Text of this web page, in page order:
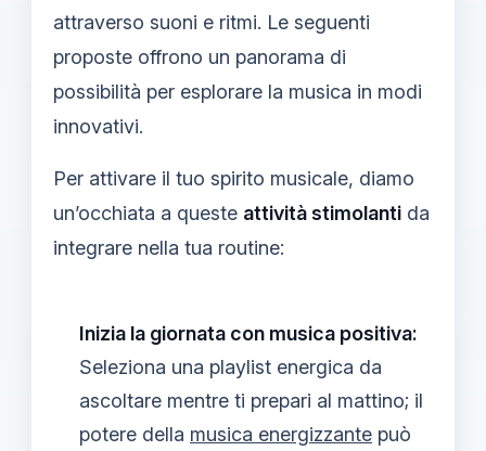
attraverso suoni e ritmi. Le seguenti
proposte offrono un panorama di
possibilità per esplorare la musica in modi
innovativi.
Per attivare il tuo spirito musicale, diamo
un’occhiata a queste attività stimolanti da
integrare nella tua routine:
Inizia la giornata con musica positiva:
Seleziona una playlist energica da
ascoltare mentre ti prepari al mattino; il
potere della musica energizzante può